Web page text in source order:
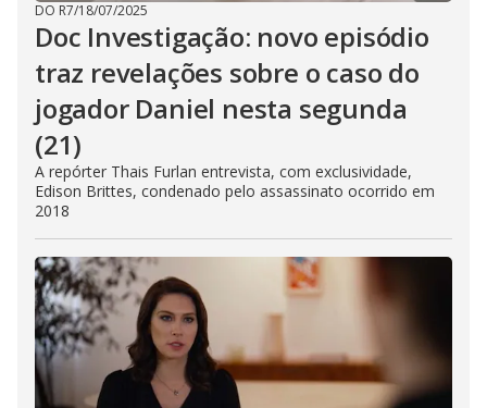
DO R7/18/07/2025
Doc Investigação: novo episódio
traz revelações sobre o caso do
jogador Daniel nesta segunda
(21)
A repórter Thais Furlan entrevista, com exclusividade,
Edison Brittes, condenado pelo assassinato ocorrido em
2018